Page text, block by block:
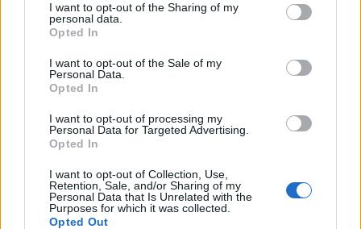
I want to opt-out of the Sharing of my
personal data.
Opted In
I want to opt-out of the Sale of my
Personal Data.
Opted In
I want to opt-out of processing my
Personal Data for Targeted Advertising.
Opted In
I want to opt-out of Collection, Use,
Retention, Sale, and/or Sharing of my
Personal Data that Is Unrelated with the
Purposes for which it was collected.
Opted Out
Lo mismo os apetece hacer alguna de estas recetas que os dejo en
vídeo, y suscribiros a mi canal de